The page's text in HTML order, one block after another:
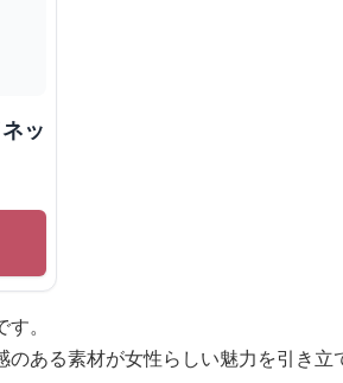
ッ
。
ある素材が女性らしい魅力を引き立